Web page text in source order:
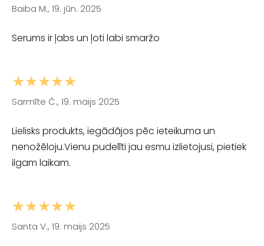
Baiba M., 19. jūn. 2025
Serums ir ļabs un ļoti labi smaržo
★★★★★
Sarmīte Č., 19. maijs 2025
Lielisks produkts, iegādājos pēc ieteikuma un
nenožēloju.Vienu pudelīti jau esmu izlietojusi, pietiek
ilgam laikam.
★★★★★
Santa V., 19. maijs 2025